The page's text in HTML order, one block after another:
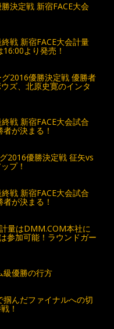
決定戦 新宿FACE大会
戦 新宿FACE大会計量
より発売！
2016優勝決定戦 優勝者
ズ、北原史寛のインタ
戦 新宿FACE大会試合
が決まる！
2016優勝決定戦 征矢vs
プ！
戦 新宿FACE大会試合
が決まる！
量はDMM.COM本社に
加可能！ラウンドガー
級優勝の行方
んだファイナルへの切
！